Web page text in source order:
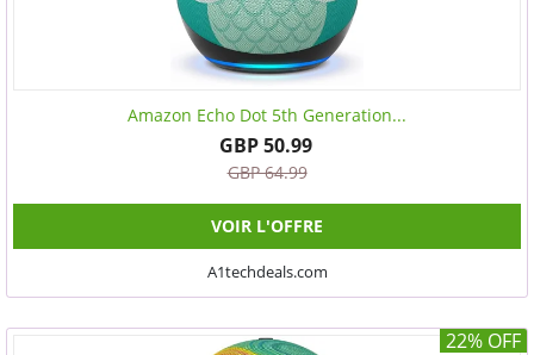
Amazon Echo Dot 5th Generation...
GBP 50.99
GBP 64.99
VOIR L'OFFRE
A1techdeals.com
22% OFF